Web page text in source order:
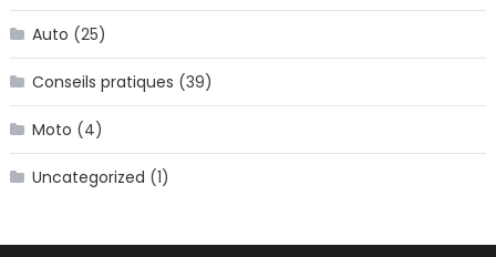
Auto (25)
Conseils pratiques (39)
Moto (4)
Uncategorized (1)